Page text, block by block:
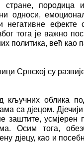
породица
односи,
негативне
тога је важно
политика, већ као
Српској су
кључних облика
са дјецом.
заштите,
Осим тога,
дјецу, као и